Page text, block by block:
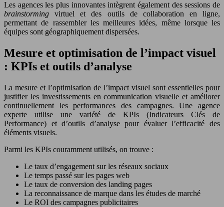
Les agences les plus innovantes intègrent également des sessions de
brainstormingvirtuel et des outils de collaboration en ligne,
permettant de rassembler les meilleures idées, même lorsque les
équipes sont géographiquement dispersées.
Mesure et optimisation de l’impact visuel
: KPIs et outils d’analyse
La mesure et l’optimisation de l’impact visuel sont essentielles pour
justifier les investissements en communication visuelle et améliorer
continuellement les performances des campagnes. Une agence
experte utilise une variété de KPIs (Indicateurs Clés de
Performance) et d’outils d’analyse pour évaluer l’efficacité des
éléments visuels.
Parmi les KPIs couramment utilisés, on trouve :
Le taux d’engagement sur les réseaux sociaux
Le temps passé sur les pages web
Le taux de conversion des landing pages
La reconnaissance de marque dans les études de marché
Le ROI des campagnes publicitaires